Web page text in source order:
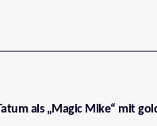
als „Magic Mike“ mit